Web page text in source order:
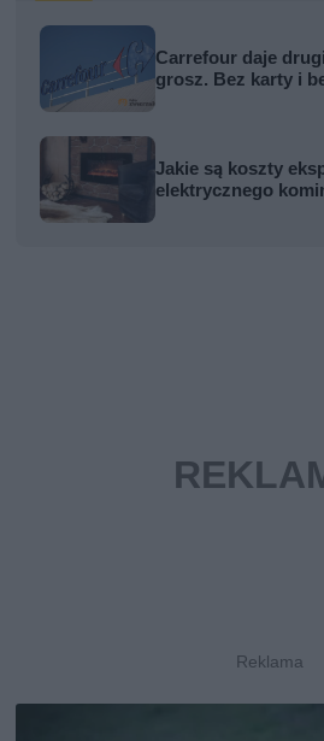
Carrefour daje
grosz. Bez karty i
Jakie są koszty
elektrycznego